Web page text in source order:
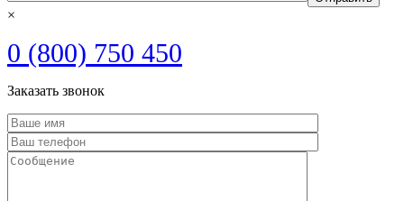
×
0 (800) 750 450
Заказать звонок